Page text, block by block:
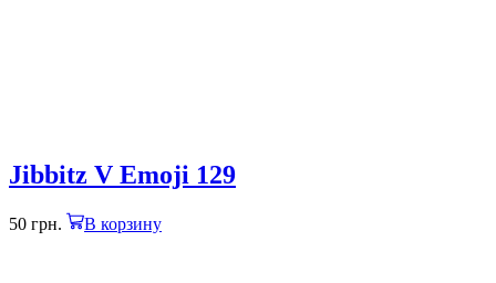
Jibbitz V Emoji 129
50 грн. В корзину